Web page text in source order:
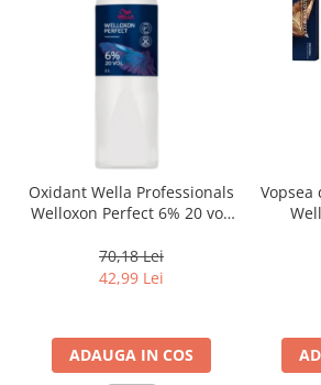
Oxidant Wella Professionals
Welloxon Perfect 6% 20 vol,
70,18 Lei
42,99 Lei
ADAUGA IN COS
Blond